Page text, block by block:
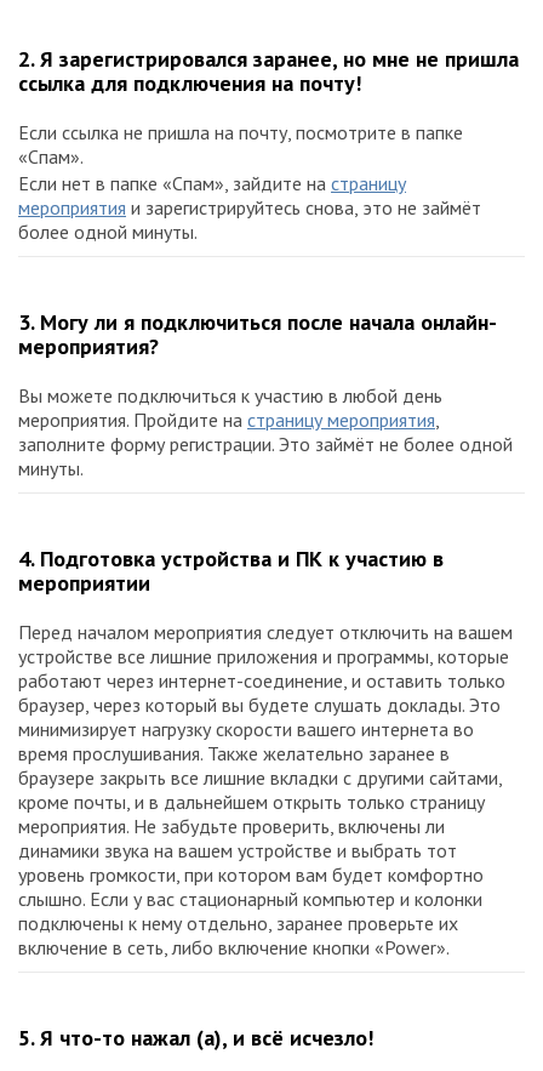
2. Я зарегистрировался заранее, но мне не пришла
ссылка для подключения на почту!
Если ссылка не пришла на почту, посмотрите в папке
«Спам».
Если нет в папке «Спам», зайдите на страницу
мероприятия и зарегистрируйтесь снова, это не займёт
более одной минуты.
3. Могу ли я подключиться после начала онлайн-
мероприятия?
Вы можете подключиться к участию в любой день
мероприятия. Пройдите на страницу мероприятия,
заполните форму регистрации. Это займёт не более одной
минуты.
4. Подготовка устройства и ПК к участию в
мероприятии
Перед началом мероприятия следует отключить на вашем
устройстве все лишние приложения и программы, которые
работают через интернет-соединение, и оставить только
браузер, через который вы будете слушать доклады. Это
минимизирует нагрузку скорости вашего интернета во
время прослушивания. Также желательно заранее в
браузере закрыть все лишние вкладки с другими сайтами,
кроме почты, и в дальнейшем открыть только страницу
мероприятия. Не забудьте проверить, включены ли
динамики звука на вашем устройстве и выбрать тот
уровень громкости, при котором вам будет комфортно
слышно. Если у вас стационарный компьютер и колонки
подключены к нему отдельно, заранее проверьте их
включение в сеть, либо включение кнопки «Power».
5. Я что-то нажал (а), и всё исчезло!